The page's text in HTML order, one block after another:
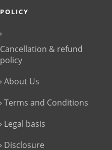
POLICY
Cancellation & refund
policy
About Us
Terms and Conditions
Legal basis
Disclosure